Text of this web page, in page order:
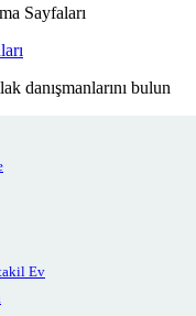
Sayfaları
danışmanlarını bulun
Ev